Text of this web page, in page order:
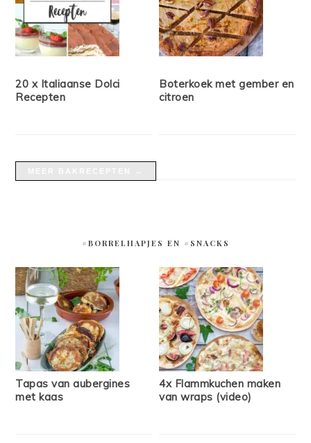
20 x Italiaanse Dolci
Recepten
Boterkoek met gember en
citroen
#BORRELHAPJES EN #SNACKS
Tapas van aubergines
met kaas
4x Flammkuchen maken
van wraps (video)